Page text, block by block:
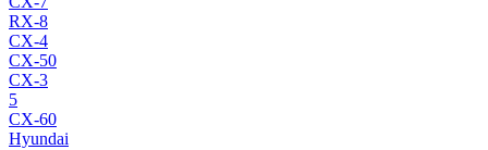
RX-8
CX-4
CX-50
CX-3
5
CX-60
Hyundai